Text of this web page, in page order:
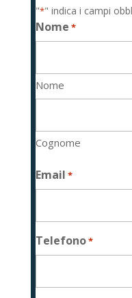
"*" indica i campi
Nome *
Nome
Cognome
Email *
Telefono*